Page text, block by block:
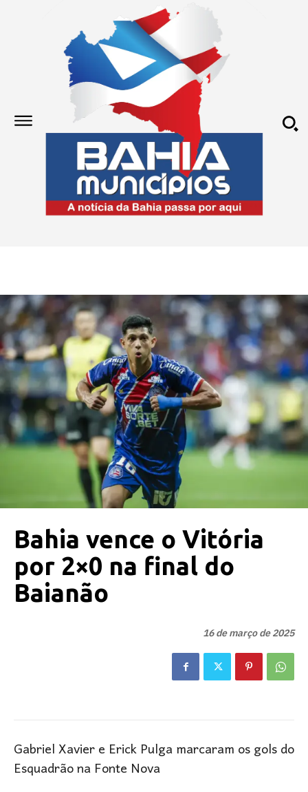
Bahia vence o Vitória
por 2×0 na final do
Baianão
16 de março de 2025
Gabriel Xavier e Erick Pulga marcaram os gols do
Esquadrão na Fonte Nova